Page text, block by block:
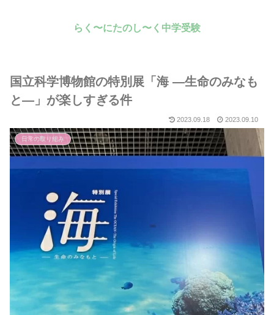
らく〜にたのし〜く中学受験
国立科学博物館の特別展「海 —生命のみなも
と—」が楽しすぎる件
2023.09.18 2023.09.10
日常の取り組み